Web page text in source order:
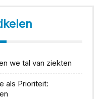
we tal van ziekten
als Prioriteit: